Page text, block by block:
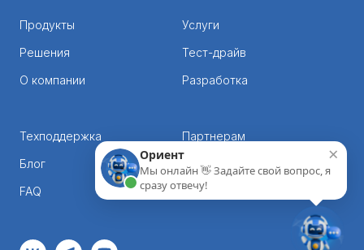
Продукты
Решения
О компании
Услуги
Тест-драйв
Разработка
Техподдержка
Блог
FAQ
Партнерам
Корпорациям
Контакты
×
Ориент
Мы онлайн 👋 Задайте свой вопрос, я
сразу отвечу!